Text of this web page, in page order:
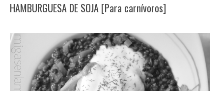
HAMBURGUESA DE SOJA [Para carnívoros]